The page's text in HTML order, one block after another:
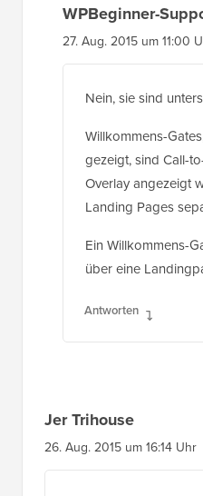
WPBeginner-
27. Aug. 2015 um 11:00
Nein, sie sind
Willkommens-
gezeigt, sind Call-
Overlay angezeigt
Landing Pages
Ein Willkommens-
über eine
Antworten
Jer Trihouse
26. Aug. 2015 um 16:14 Uhr